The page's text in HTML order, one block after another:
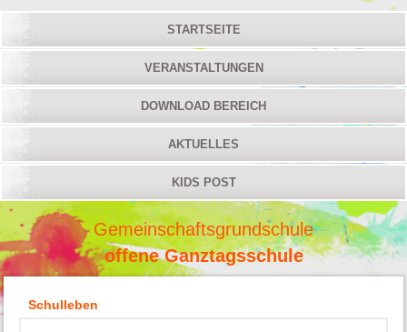
STARTSEITE
VERANSTALTUNGEN
DOWNLOAD BEREICH
AKTUELLES
KIDS POST
Gemeinschaftsgrundschule
offene Ganztagsschule
Schulleben